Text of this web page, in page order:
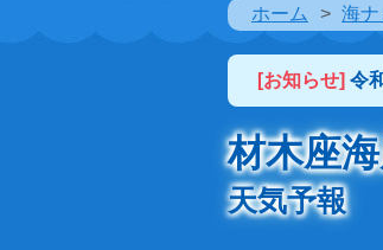
ホーム 海ナ
[お知らせ] 令
材木座
天気予報